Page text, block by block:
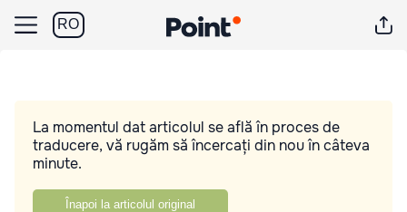
RO
La momentul dat articolul se află în proces de
traducere, vă rugăm să încercați din nou în câteva
minute.
Înapoi la articolul original